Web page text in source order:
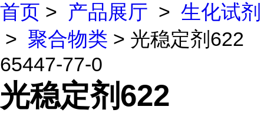
首页 > 产品展厅 > 生化试剂
> 聚合物类 > 光稳定剂622
65447-77-0
光稳定剂622